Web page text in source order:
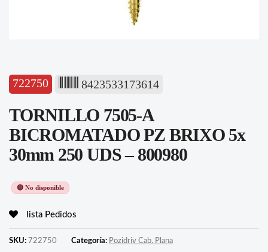
722750 8423533173614
TORNILLO 7505-A
BICROMATADO PZ BRIXO 5x
30mm 250 UDS – 800980
🔴 No disponible
lista Pedidos
SKU: 722750 Categoría: Pozidriv Cab. Plana